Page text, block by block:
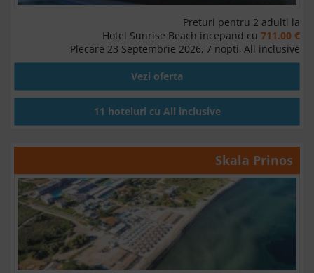
Preturi pentru 2 adulti la
Hotel Sunrise Beach incepand cu 711.00 €
Plecare 23 Septembrie 2026, 7 nopti, All inclusive
Vezi oferta
11 hoteluri cu All inclusive
Skala Prinos